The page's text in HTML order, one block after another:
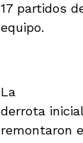
17 partidos
equipo​.
La
derrota
remontaron